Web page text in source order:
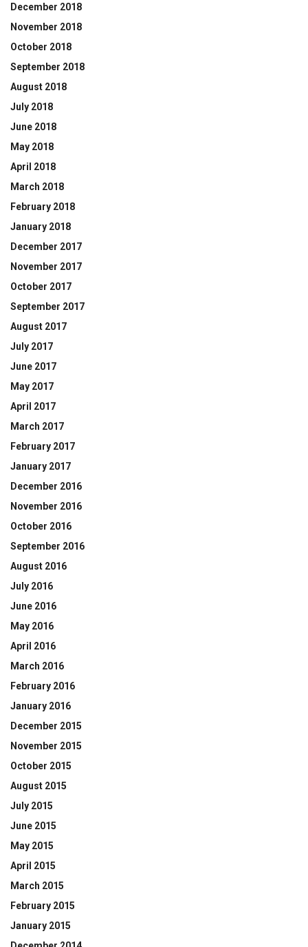
December 2018
November 2018
October 2018
September 2018
August 2018
July 2018
June 2018
May 2018
April 2018
March 2018
February 2018
January 2018
December 2017
November 2017
October 2017
September 2017
August 2017
July 2017
June 2017
May 2017
April 2017
March 2017
February 2017
January 2017
December 2016
November 2016
October 2016
September 2016
August 2016
July 2016
June 2016
May 2016
April 2016
March 2016
February 2016
January 2016
December 2015
November 2015
October 2015
August 2015
July 2015
June 2015
May 2015
April 2015
March 2015
February 2015
January 2015